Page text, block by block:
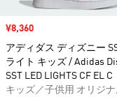
セール価格
¥8,360
アディダス ディズニー
ライト キッズ / Adidas
SST LED LIGHTS CF EL C
キッズ／子供用 オリジナ